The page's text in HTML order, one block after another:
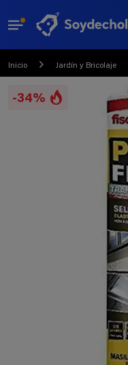
Inicio Jardín y Bricolaje
-34%